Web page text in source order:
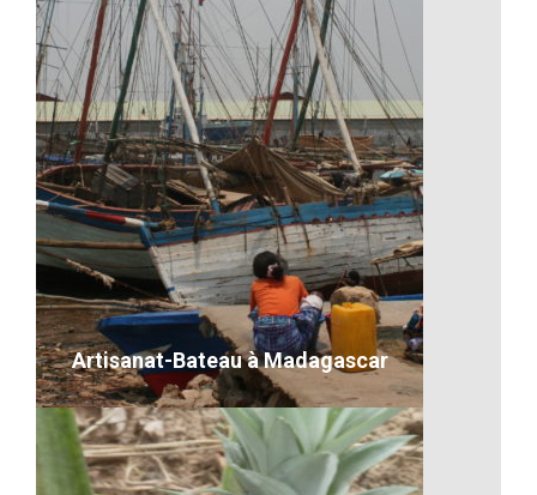
Artisanat-Nourriture Typique
VOIR LE DÉTAIL
Artisanat-Bateau à Madagascar